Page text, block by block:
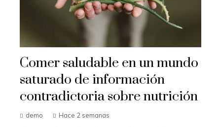
Comer saludable en un mundo
saturado de información
contradictoria sobre nutrición
demo Hace 2 semanas